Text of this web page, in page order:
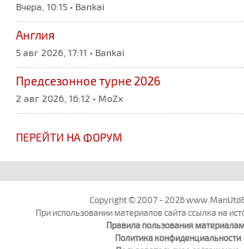
Вчера, 10:15 • Bankai
Англия
5 авг 2026, 17:11 • Bankai
Предсезонное турне 2026
2 авг 2026, 16:12 • MoZx
ПЕРЕЙТИ НА ФОРУМ
Copyright © 2007 - 2026
При использовании материалов сайта ссылка на
Правила пользования
Политика конфиденциальности